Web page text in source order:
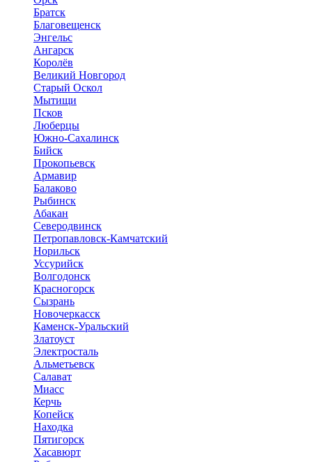
Братск
Благовещенск
Энгельс
Ангарск
Королёв
Великий Новгород
Старый Оскол
Мытищи
Псков
Люберцы
Южно-Сахалинск
Бийск
Прокопьевск
Армавир
Балаково
Рыбинск
Абакан
Северодвинск
Петропавловск-Камчатский
Норильск
Уссурийск
Волгодонск
Красногорск
Сызрань
Новочеркасск
Каменск-Уральский
Златоуст
Электросталь
Альметьевск
Салават
Миасс
Керчь
Копейск
Находка
Пятигорск
Хасавюрт